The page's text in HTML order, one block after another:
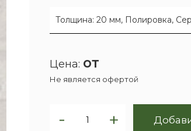
Толщина: 20 мм, Полировка,
Цена: от
Не является офертой